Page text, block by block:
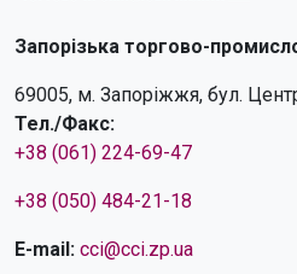
Запорізька торгово-
69005, м. Запоріжжя, бул.
Тел./Факс:
+38 (061) 224-69-47
+38 (050) 484-21-18
E-mail: cci@cci.zp.ua